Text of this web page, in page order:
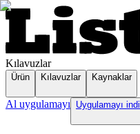
Kılavuzlar
Ürün Kılavuzlar Kaynaklar
Al uygulamayı Uygulamayı